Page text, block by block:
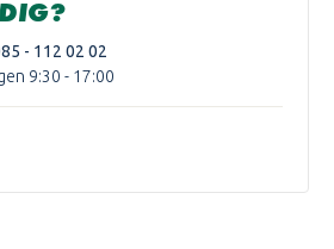
- 112 02 02
9:30 - 17:00